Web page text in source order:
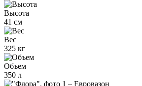
Высота
41 см
Вес
325 кг
Объем
350 л